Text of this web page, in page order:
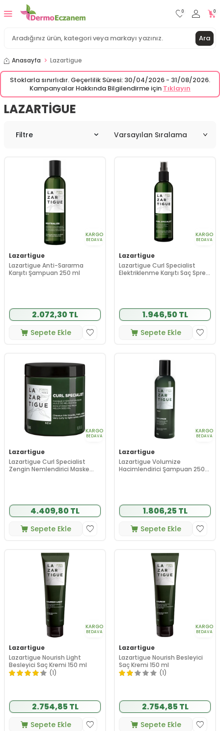
Ara
0 0
Anasayfa Lazartigue
Stoklarla sınırlıdır. Geçerlilik Süresi: 30/04/2026 - 31/08/2026.
Kampanyalar Hakkında Bilgilendirme için Tıklayın
LAZARTIGUE
Filtre
KARGO
BEDAVA
Lazartigue
Lazartigue Anti-Sararma
Karşıtı Şampuan 250 ml
2.072,30 TL
Sepete Ekle
KARGO
BEDAVA
Lazartigue
Lazartigue Curl Specialist
Elektriklenme Karşıtı Saç Spreyi
1.946,50 TL
Sepete Ekle
KARGO
BEDAVA
Lazartigue
Lazartigue Curl Specialist
Zengin Nemlendirici Maske
4.409,80 TL
Sepete Ekle
KARGO
BEDAVA
Lazartigue
Lazartigue Volumize
Hacimlendirici Şampuan 250
1.806,25 TL
Sepete Ekle
KARGO
BEDAVA
Lazartigue
Lazartigue Nourish Light
Besleyici Saç Kremi 150 ml
(1)
2.754,85 TL
Sepete Ekle
KARGO
BEDAVA
Lazartigue
Lazartigue Nourish Besleyici
Saç Kremi 150 ml
(1)
2.754,85 TL
Sepete Ekle